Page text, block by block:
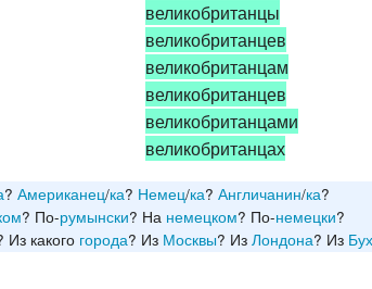
великобританцы
великобританцев
великобританцам
великобританцев
великобританцами
великобританцах
? Американец/ка? Немец/ка? Англичанин/ка?
? По-румынски? На немецком? По-немецки?
Из какого города? Из Москвы? Из Лондона? Из